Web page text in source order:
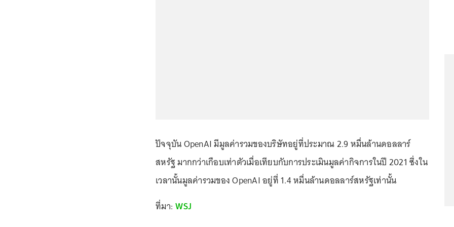
ปัจจุบัน OpenAI มีมูลค่ารวมของบริษัทอยู่ที่ประมาณ 2.9 หมื่นล้านดอลลาร์
สหรัฐ มากกว่าเกือบเท่าตัวเมื่อเทียบกับการประเมินมูลค่ากิจการในปี 2021 ซึ่งใน
เวลานั้นมูลค่ารวมของ OpenAI อยู่ที่ 1.4 หมื่นล้านดอลลาร์สหรัฐเท่านั้น
ที่มา:WSJ